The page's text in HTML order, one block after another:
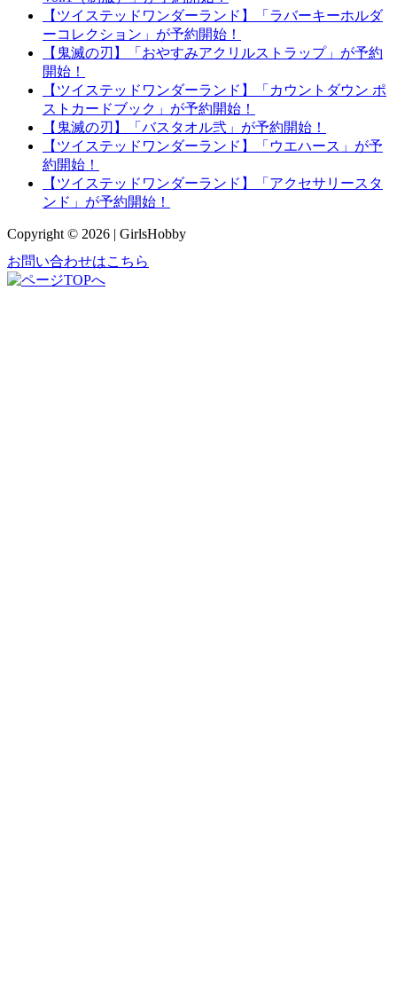
【ツイステッドワンダーランド】「ラバーキーホルダ
ーコレクション」が予約開始！
【鬼滅の刃】「おやすみアクリルストラップ」が予約
開始！
【ツイステッドワンダーランド】「カウントダウン ポ
ストカードブック」が予約開始！
【鬼滅の刃】「バスタオル弐」が予約開始！
【ツイステッドワンダーランド】「ウエハース」が予
約開始！
【ツイステッドワンダーランド】「アクセサリースタ
ンド」が予約開始！
Copyright © 2026 | GirlsHobby
お問い合わせはこちら